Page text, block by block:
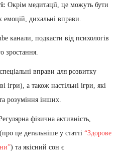
Окрім медитації, це можуть бути
емоцій, дихальні вправи.
канали, подкасти від психологів
зростання.
вправи для розвитку
ігри), а також настільні ігри, які
розуміння інших.
фізична активність,
це детальніше у статті “Здорове
) та якісний сон є